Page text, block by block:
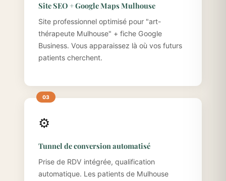
Site SEO + Google Maps Mulhouse
Site professionnel optimisé pour "art-
thérapeute Mulhouse" + fiche Google
Business. Vous apparaissez là où vos futurs
patients cherchent.
⚙️
Tunnel de conversion automatisé
Prise de RDV intégrée, qualification
automatique. Les patients de Mulhouse